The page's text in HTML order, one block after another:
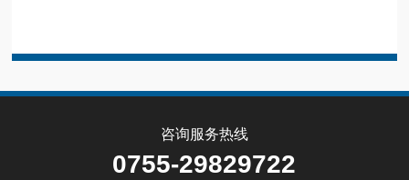
咨询服务热线
0755-29829722